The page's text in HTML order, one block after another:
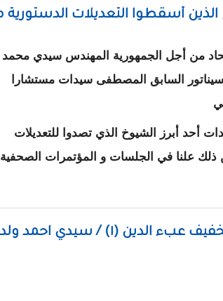
أسقطوا التعديلات
من أجل الجمهورية المهندس سيدي محمد
السابق المصطفى سيدات مستشارا
أحد أبرز الشيوخ الذي تصدوا للتعديلات
ذلك علنا في الجلسات و المؤتمرات الصحفية
أحد الشيوخ الذين أسقطوا التعديلات
(١) / سيدي احمد ولد ابوه